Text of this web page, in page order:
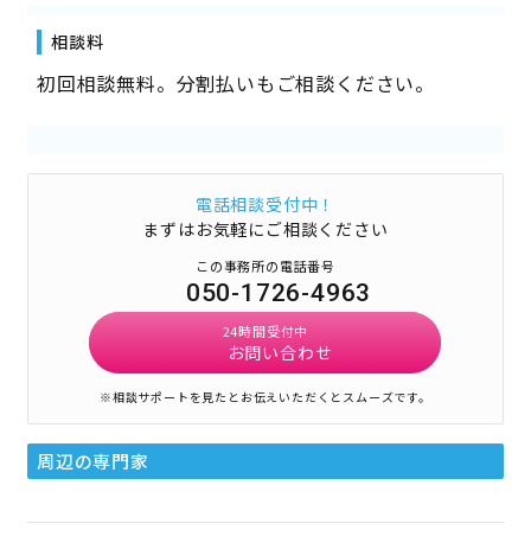
相談料
初回相談無料。分割払いもご相談ください。
電話相談受付中！
まずはお気軽にご相談ください
この事務所の電話番号
050-1726-4963
24時間受付中
お問い合わせ
※相談サポートを見たとお伝えいただくとスムーズです。
周辺の専門家